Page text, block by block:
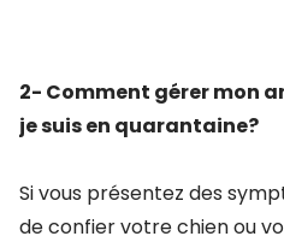
2- Comment gérer mon
je suis en quarantaine?
Si vous présentez des
de confier votre chien ou